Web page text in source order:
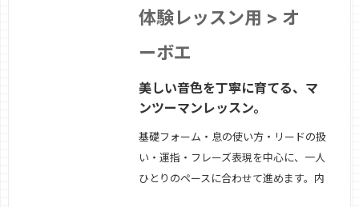
体験レッスン用 > オ
ーボエ
美しい音色を丁寧に育てる、マ
ンツーマンレッスン。
基礎フォーム・息の使い方・リードの扱
い・運指・フレーズ表現を中心に、一人
ひとりのペースに合わせて進めます。内